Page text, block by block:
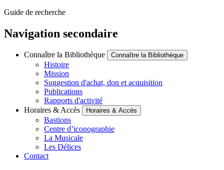
Guide de recherche
Navigation secondaire
Connaître la Bibliothèque Connaître la Bibliothèque
Histoire
Mission
Suggestion d'achat, don et acquisition
Publications
Rapports d'activité
Horaires & Accès
Horaires & Accès
Bastions
Centre d’iconographie
La Musicale
Les Délices
Contact